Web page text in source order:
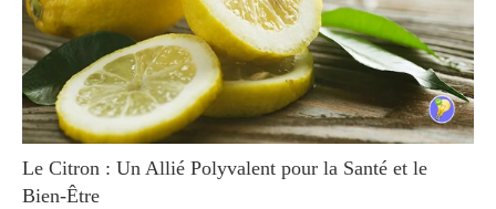
Le Citron : Un Allié Polyvalent pour la Santé et le
Bien-Être